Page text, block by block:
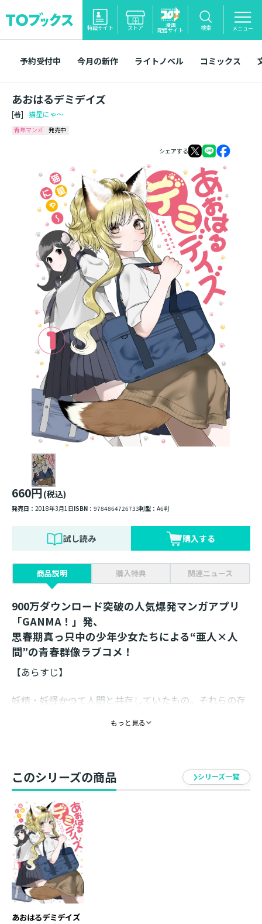
特設サイト ストア 漫画
配信サイト 検索 メニュー
予約受付中 今月の新作 ライトノベル コミックス
あおはるデミデイズ
[著] 猫星にゃ～
青年マンガ 発売中
シェアする
660円(税込)
発売日： 2018年3月1日ISBN： 9784864726733判型： A6判
試し読み 購入する
商品説明 購入特典 関連ニュース
900万ダウンロード突破の人気爆発マンガアプリ
「GANMA！」発、
思春期真っ只中の少年少女たちによる“亜人×人
間”の青春群像ラブコメ！
【あらすじ】
妖精・妖怪――かつて人間と共存していたもの。それらの存
一部に異形の特徴が現れ、思春期が過ぎれば自然と治ま
織りなす、胸キュン青春群像ラブコメ！
もっと見る
このシリーズの商品 シリーズ一覧
あおはるデミデイズ